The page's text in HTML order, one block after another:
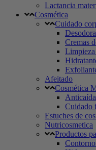
Lactancia
Cosmética
Cuidado
Cremas
Afeitado
Cosmética
Anticaída
Cuidado
Estuches de
Nutricosmetica
Productos